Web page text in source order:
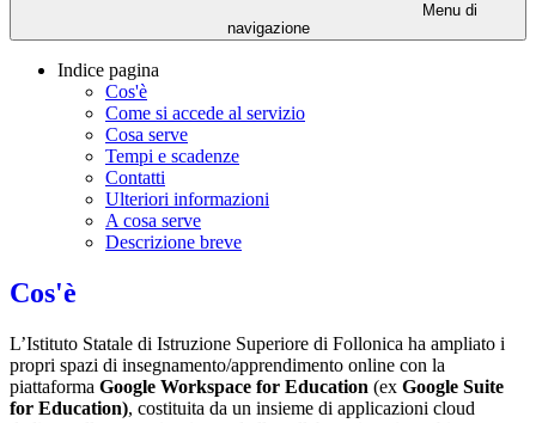
Menu di
navigazione
Indice pagina
Cos'è
Come si accede al servizio
Cosa serve
Tempi e scadenze
Contatti
Ulteriori informazioni
A cosa serve
Descrizione breve
Cos'è
L’Istituto Statale di Istruzione Superiore di Follonica ha ampliato i
propri spazi di insegnamento/apprendimento online con la
piattaforma Google Workspace for Education (ex Google Suite
for Education), costituita da un insieme di applicazioni cloud